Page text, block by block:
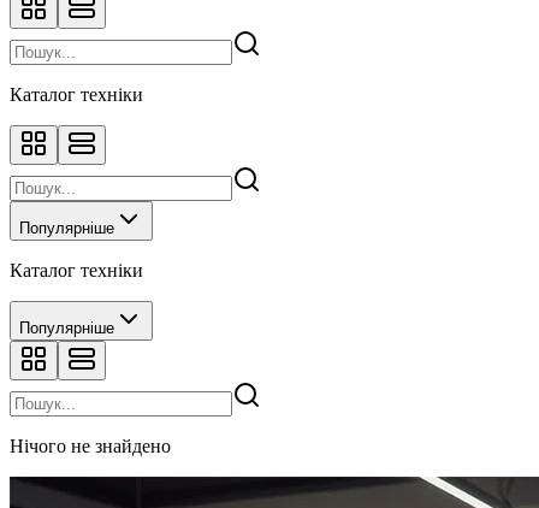
Каталог техніки
Популярніше
Каталог техніки
Популярніше
Нічого не знайдено